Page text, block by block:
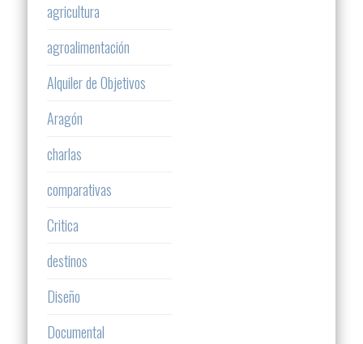
agricultura
agroalimentación
Alquiler de Objetivos
Aragón
charlas
comparativas
Critica
destinos
Diseño
Documental